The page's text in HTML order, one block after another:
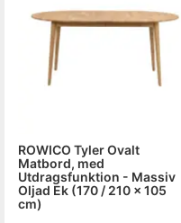
ROWICO Tyler Ovalt
Matbord, med
Utdragsfunktion - Massiv
Oljad Ek (170 / 210 x 105
cm)